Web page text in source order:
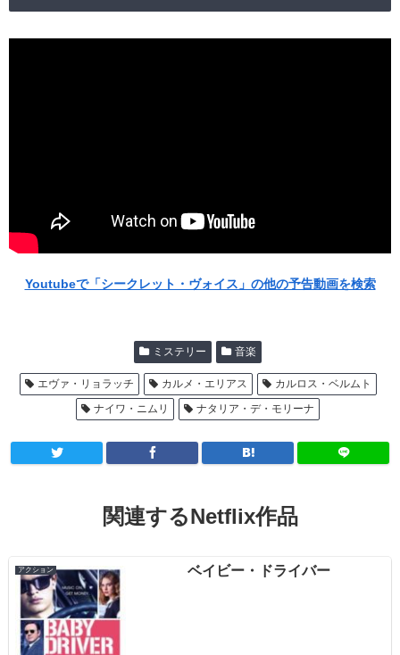
Youtubeで「シークレット・ヴォイス」の他の予告動画を検索
ミステリー 音楽
エヴァ・リョラッチ カルメ・エリアス
カルロス・ベルムト
ナイワ・ニムリ
ナタリア・デ・モリーナ
関連するNetflix作品
アクション ベイビー・ドライバー